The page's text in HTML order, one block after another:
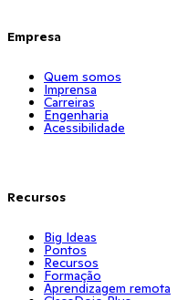
Empresa
Quem somos
Imprensa
Carreiras
Engenharia
Acessibilidade
Recursos
Big Ideas
Pontos
Recursos
Formação
Aprendizagem remota